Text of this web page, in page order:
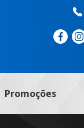
Promoções